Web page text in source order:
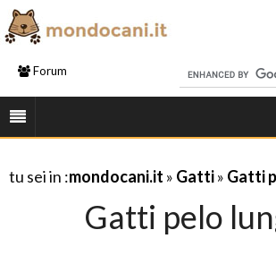
Forum
tu sei in :mondocani.it » Gatti» Gatti
Gatti pelo